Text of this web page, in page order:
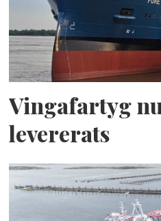
Vingafartyg
levererats